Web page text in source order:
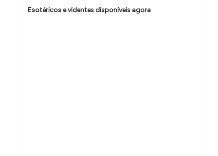
d
Esotéricos e videntes disponíveis agora